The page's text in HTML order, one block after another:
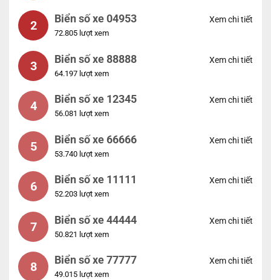
2 Biển số xe 04953
72.805 lượt xem
Xem chi tiết
3 Biển số xe 88888
64.197 lượt xem
Xem chi tiết
4 Biển số xe 12345
56.081 lượt xem
Xem chi tiết
5 Biển số xe 66666
53.740 lượt xem
Xem chi tiết
6 Biển số xe 11111
52.203 lượt xem
Xem chi tiết
7 Biển số xe 44444
50.821 lượt xem
Xem chi tiết
8 Biển số xe 77777
49.015 lượt xem
Xem chi tiết